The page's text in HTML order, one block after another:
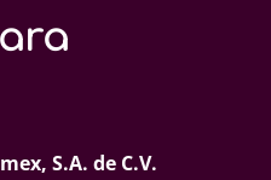
S.A. de C.V.